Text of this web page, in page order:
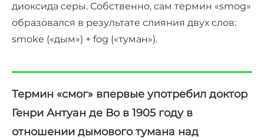
диоксида серы. Собственно, сам термин «smog»
образовался в результате слияния двух слов:
smoke («дым») + fog («туман»).
Термин «смог» впервые употребил доктор
Генри Антуан де Во в 1905 году в
отношении дымового тумана над